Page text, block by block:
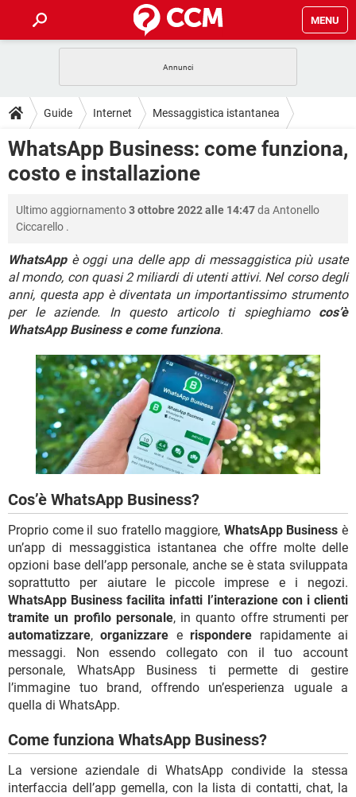
MENU
INTRATTENIMENTO ANDROID
iOS WINDOWS 10
INSTAGRAM WHATSAPP
HARDWARE
GUIDE
COVID-19
INTRATTENIMENTO ANDROID
INSTAGRAM WHATSAPP
HARDWARE
DOWNLOAD
COVID-19 GAMING
iOS
INSTAGRAM WHATSAPP
TIKTOK FACEBOOK
HARDWARE
FORUM
COVID-19 GAMING
iOS WINDOWS 10
INSTAGRAM WHATSAPP
TIKTOK FACEBOOK
GLOSSARIO
COVID-19 GAMING
INTRATTENIMENTO ANDROID
iOS WINDOWS 10
INSTAGRAM WHATSAPP
TIKTOK FACEBOOK
HARDWARE
Guide Internet Messaggistica istantanea
WhatsApp
WhatsApp Business: come funziona,
costo e installazione
Ultimo aggiornamento3 ottobre 2022 alle 14:47da Antonello
Ciccarello .
WhatsAppè oggi una delle app di messaggistica più usate
al mondo, con quasi 2 miliardi di utenti attivi. Nel corso degli
anni, questa app è diventata un importantissimo strumento
per le aziende. In questo articolo ti spieghiamo cos’è
WhatsApp Business e come funziona.
Cos’è WhatsApp Business?
Proprio come il suo fratello maggiore, WhatsApp Business è
un’app di messaggistica istantanea che offre molte delle
opzioni base dell’app personale, anche se è stata sviluppata
soprattutto per aiutare le piccole imprese e i negozi.
WhatsApp Business facilita infatti l’interazione con i clienti
tramite un profilo personale, in quanto offre strumenti per
automatizzare,organizzare erispondere rapidamente ai
messaggi. Non essendo collegato con il tuo account
personale, WhatsApp Business ti permette di gestire
l’immagine tuo brand, offrendo un’esperienza uguale a
quella di WhatsApp.
Come funziona WhatsApp Business?
La versione aziendale di WhatsApp condivide la stessa
interfaccia dell’app gemella, con la lista di contatti, chat, la